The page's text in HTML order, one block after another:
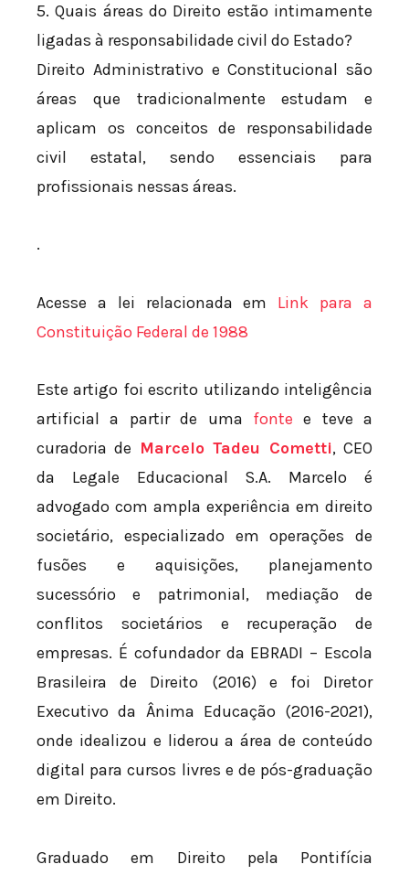
5. Quais áreas do Direito estão intimamente
ligadas à responsabilidade civil do Estado?
Direito Administrativo e Constitucional são
áreas que tradicionalmente estudam e
aplicam os conceitos de responsabilidade
civil estatal, sendo essenciais para
profissionais nessas áreas.
.
Acesse a lei relacionada em Link para a
Constituição Federal de 1988
Este artigo foi escrito utilizando inteligência
artificial a partir de uma fonte e teve a
curadoria de Marcelo Tadeu Cometti, CEO
da Legale Educacional S.A. Marcelo é
advogado com ampla experiência em direito
societário, especializado em operações de
fusões e aquisições, planejamento
sucessório e patrimonial, mediação de
conflitos societários e recuperação de
empresas. É cofundador da EBRADI – Escola
Brasileira de Direito (2016) e foi Diretor
Executivo da Ânima Educação (2016-2021),
onde idealizou e liderou a área de conteúdo
digital para cursos livres e de pós-graduação
em Direito.
Graduado em Direito pela Pontifícia